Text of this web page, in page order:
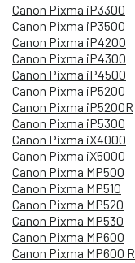
Canon Pixma iP3300
Canon Pixma iP3500
Canon Pixma iP4200
Canon Pixma iP4300
Canon Pixma iP4500
Canon Pixma iP5200
Canon Pixma iP5200R
Canon Pixma iP5300
Canon Pixma iX4000
Canon Pixma iX5000
Canon Pixma MP500
Canon Pixma MP510
Canon Pixma MP520
Canon Pixma MP530
Canon Pixma MP600
Canon Pixma MP600 R